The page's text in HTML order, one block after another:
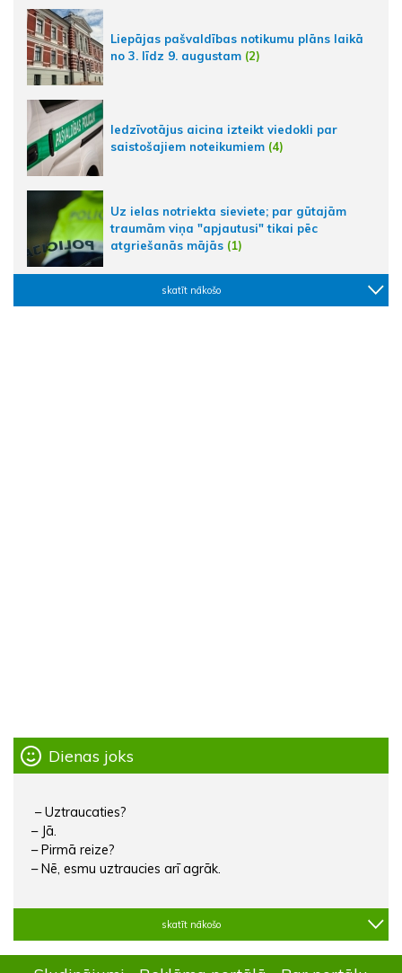
Liepājas pašvaldības notikumu plāns laikā
no 3. līdz 9. augustam (2)
Iedzīvotājus aicina izteikt viedokli par
saistošajiem noteikumiem (4)
Uz ielas notriekta sieviete; par gūtajām
traumām viņa "apjautusi" tikai pēc
atgriešanās mājās (1)
skatīt nākošo
Dienas joks
– Uztraucaties?
– Jā.
– Pirmā reize?
– Nē, esmu uztraucies arī agrāk.
skatīt nākošo